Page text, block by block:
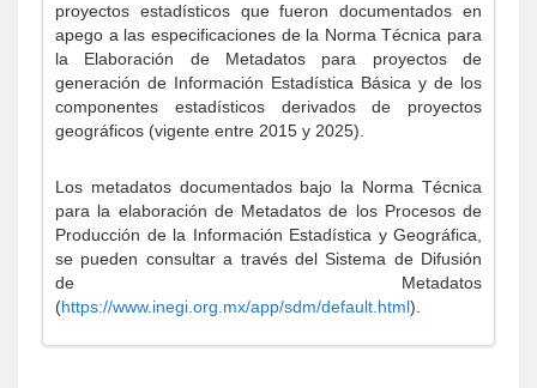
proyectos estadísticos que fueron documentados en
apego a las especificaciones de la Norma Técnica para
la Elaboración de Metadatos para proyectos de
generación de Información Estadística Básica y de los
componentes estadísticos derivados de proyectos
geográficos (vigente entre 2015 y 2025).
Los metadatos documentados bajo la Norma Técnica
para la elaboración de Metadatos de los Procesos de
Producción de la Información Estadística y Geográfica,
se pueden consultar a través del Sistema de Difusión
de Metadatos
(https://www.inegi.org.mx/app/sdm/default.html).